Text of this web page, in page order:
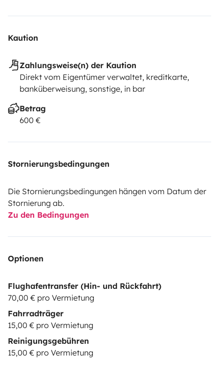
Kaution
Zahlungsweise(n) der Kaution
Direkt vom Eigentümer verwaltet, kreditkarte,
banküberweisung, sonstige, in bar
Betrag
600 €
Stornierungsbedingungen
Die Stornierungsbedingungen hängen vom Datum der
Stornierung ab.
Zu den Bedingungen
Optionen
Flughafentransfer (Hin- und Rückfahrt)
70,00 € pro Vermietung
Fahrradträger
15,00 € pro Vermietung
Reinigungsgebühren
15,00 € pro Vermietung